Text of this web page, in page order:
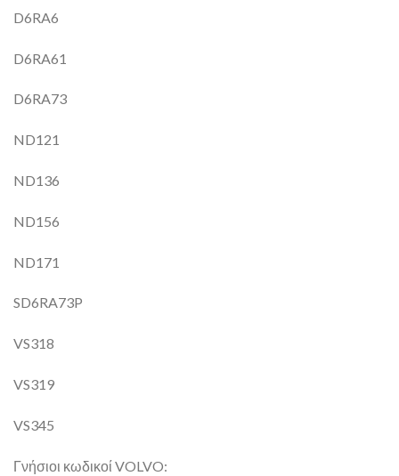
D6RA6
D6RA61
D6RA73
ND121
ND136
ND156
ND171
SD6RA73P
VS318
VS319
VS345
Γνήσιοι κωδικοί VOLVO: